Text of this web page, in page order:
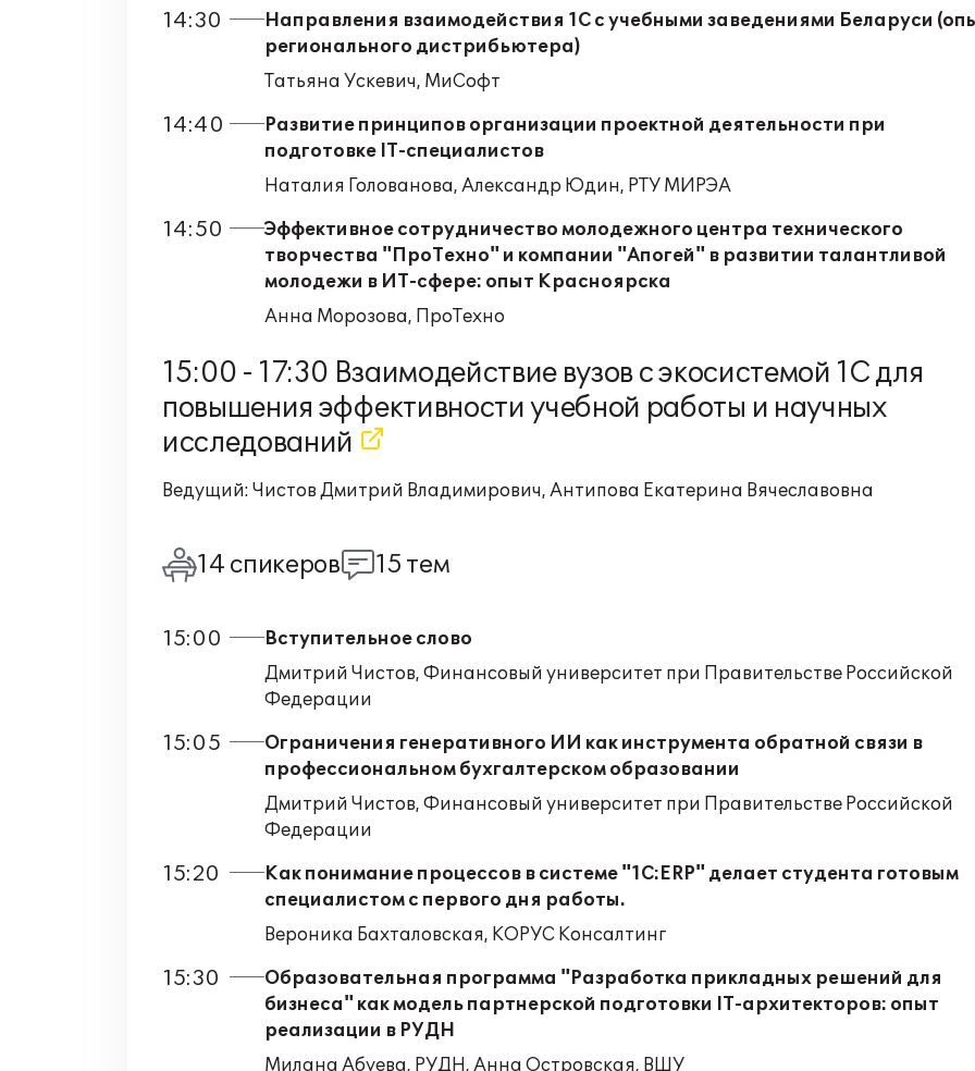
14:30
Направления взаимодействия 1С с учебными заведениями Беларуси
регионального дистрибьютера)
Татьяна Ускевич, МиСофт
14:40
Развитие принципов организации проектной деятельности при
подготовке IT-специалистов
Наталия Голованова, Александр Юдин, РТУ МИРЭА
14:50
Эффективное сотрудничество молодежного центра технического
творчества "ПроТехно" и компании "Апогей" в развитии талантливой
молодежи в ИТ-сфере: опыт Красноярска
Анна Морозова, ПроТехно
15:00 - 17:30 Взаимодействие вузов с экосистемой 1С для
повышения эффективности учебной работы и научных
исследований
Ведущий: Чистов Дмитрий Владимирович, Антипова Екатерина Вячеславовна
14 спикеров 15 тем
15:00
Вступительное слово
Дмитрий Чистов, Финансовый университет при Правительстве Российской
Федерации
15:05
Ограничения генеративного ИИ как инструмента обратной связи в
профессиональном бухгалтерском образовании
Дмитрий Чистов, Финансовый университет при Правительстве Российской
Федерации
15:20
Как понимание процессов в системе "1С:ERP" делает студента готовым
специалистом с первого дня работы.
Вероника Бахталовская, КОРУС Консалтинг
15:30
Образовательная программа "Разработка прикладных решений для
бизнеса" как модель партнерской подготовки IT-архитекторов: опыт
реализации в РУДН
Милана Абуева, РУДН, Анна Островская, ВШУ